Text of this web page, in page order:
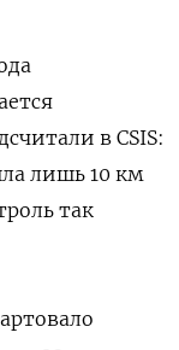
в CSIS:
лишь 10 км
так